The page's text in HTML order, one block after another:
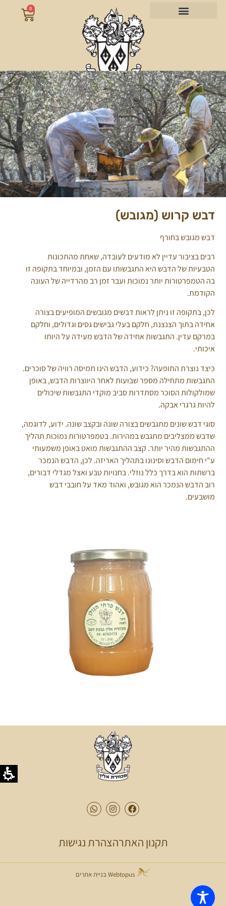
0
דבש קרוש (מגובש)
דבש מגובש בחורף
רבים בציבור עדיין לא מודעים לעובדה, שאחת מהתכונות
הטבעיות של הדבש היא התגבשותו עם הזמן, ובמיוחד בתקופה זו
בה הטמפרטורות יותר נמוכות ועבר זמן רב מהרדייה של העונה
הקודמת.
לכן, בתקופה זו ניתן לראות דבשים מגובשים המופיעים בצורה
אחידה בתוך הצנצנת, חלקם בעלי גבישים גסים וגדולים, וחלקם
במרקם עדין. התגבשות אחידה של הדבש מעידה על היותו
איכותי.
כיצד נוצרת התופעה? כידוע, הדבש הינו תמיסה רוויה של סוכרים.
התגבשות מתחילה מספר שבועות לאחר היווצרות הדבש, באופן
שמולקולות הסוכר מסתדרות סביב מוקדי התגבשות שיכולים
להיות גרגרי אבקה.
סוגי דבש שונים מתגבשים בצורה שונה ובקצב שונה. ידוע, לדוגמה,
שדבש ממצליבים מתגבש במהירות. בטמפרטורות נמוכות תהליך
ההתגבשות מהיר יותר. קצב ההתגבשות מואט באופן משמעותי
ע"י חימום הדבש וסינונו בתהליך האריזה. לכן, הדבש הנמכר
ברשתות הוא בדרך כלל נוזלי. בחנויות טבע ואצל מגדלי דבורים,
רוב הדבש הנמכר הוא מגובש, ואהוד מאד על חובבי דבש
מושבעים.
תקנון האתרהצהרת נגישות